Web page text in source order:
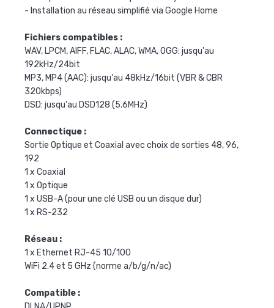
- Installation au réseau simplifié via Google Home
Fichiers compatibles :
WAV, LPCM, AIFF, FLAC, ALAC, WMA, OGG: jusqu'au
192kHz/24bit
MP3, MP4 (AAC): jusqu'au 48kHz/16bit (VBR & CBR
320kbps)
DSD: jusqu'au DSD128 (5.6MHz)
Connectique :
Sortie Optique et Coaxial avec choix de sorties 48, 96,
192
1 x Coaxial
1 x Optique
1 x USB-A (pour une clé USB ou un disque dur)
1 x RS-232
Réseau :
1 x Ethernet RJ-45 10/100
WiFi 2.4 et 5 GHz (norme a/b/g/n/ac)
Compatible :